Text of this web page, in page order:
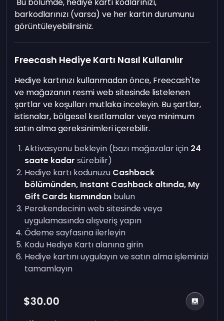
barkodlarınızı (varsa) ve her kartın durumunu
görüntüleyebilirsiniz.
Freecash Hediye Kartı Nasıl Kullanılır
Hediye kartınızı kullanmadan önce, Freecash'te
ve mağazanın resmi web sitesinde listelenen
şartlar ve koşulları mutlaka inceleyin. Bu şartlar,
istisnalar, bölgesel kısıtlamalar veya minimum
satın alma gereksinimleri içerebilir.
Aktivasyonu bekleyin (bazı mağazalar için 24
saate kadar sürebilir)
Hediye kartı kodunuzu Cashback
bölümünden, Instant Cashback altında, My
Gift Cards kısmından bulun
Perakendecinin web sitesinde veya
uygulamasında alışveriş yapın
Ödeme sayfasına ilerleyin
Kodu Hediye Kartı alanına girin
Hediye kartını uygulayın ve satın alma işleminizi
tamamlayın